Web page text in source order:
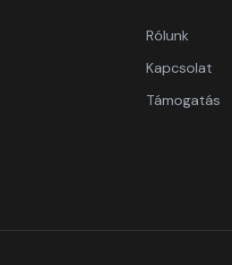
Rólunk
Kapcsolat
Támogatás